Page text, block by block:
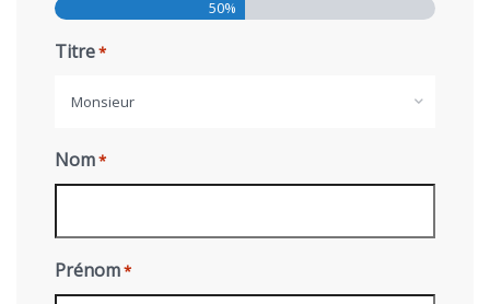
50%
Titre*
Monsieur
Nom*
Prénom*